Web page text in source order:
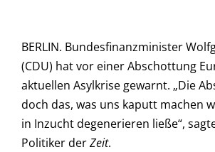
BERLIN. Bundesfinanzminister
(CDU) hat vor einer Abschottung
aktuellen Asylkrise gewarnt. „Die
doch das, was uns kaputt machen
in Inzucht degenerieren ließe“,
Politiker derZeit.